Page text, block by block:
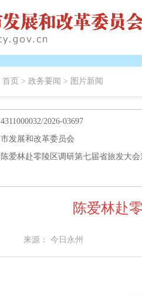
首页 > 政务要闻 > 图片新闻
4311000032/2026-03697
市发展和改革委员会
陈爱林赴零陵区调研第七届省旅发大
陈爱林赴
来源： 今日永州